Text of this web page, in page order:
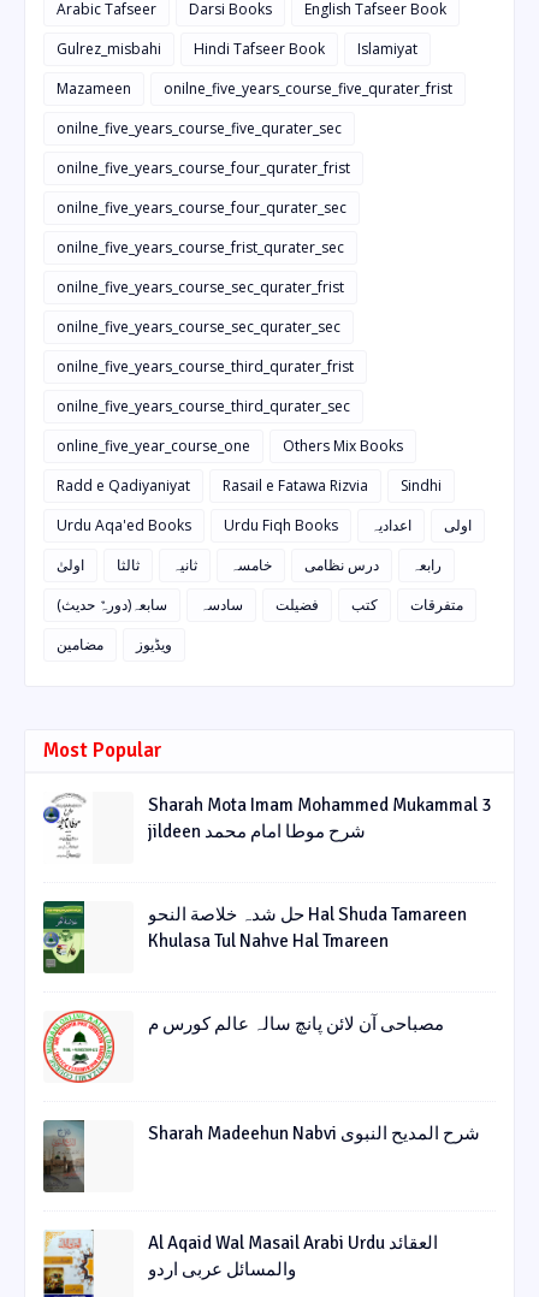
Arabic Tafseer Darsi Books
English Tafseer Book
Gulrez_misbahi
Hindi Tafseer Book
Islamiyat
Mazameen
onilne_five_years_course_five_qurater_frist
onilne_five_years_course_five_qurater_sec
onilne_five_years_course_four_qurater_frist
onilne_five_years_course_four_qurater_sec
onilne_five_years_course_frist_qurater_sec
onilne_five_years_course_sec_qurater_frist
onilne_five_years_course_sec_qurater_sec
onilne_five_years_course_third_qurater_frist
onilne_five_years_course_third_qurater_sec
online_five_year_course_one
Others Mix Books
Radd e Qadiyaniyat
Rasail e Fatawa Rizvia
Sindhi
Urdu Aqa'ed Books
Urdu Fiqh Books اعدادیہ
اولی
اولیٰ
ثالثا ثانیہ خامسہ درس نظامی
رابعہ
سابعہ(دورہٌ حدیث)
سادسہ فضیلت کتب
متفرقات
مضامین
ویڈیوز
Most Popular
Sharah Mota Imam Mohammed Mukammal 3
jildeen شرح موطا امام محمد
حل شدہ خلاصة النحو Hal Shuda Tamareen
Khulasa Tul Nahve Hal Tmareen
مصباحی آن لائن پانچ سالہ عالم کورس م
Sharah Madeehun Nabvi شرح المدیح النبوی
Al Aqaid Wal Masail Arabi Urdu العقائد
والمسائل عربی اردو